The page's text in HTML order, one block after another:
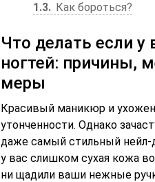
1.3
Как бороться?
Что делать если у
ногтей: причины,
меры
Красивый маникюр и
утонченности. Однако
даже самый стильный нейл-
у вас слишком сухая кожа
ни щадили ваши нежные